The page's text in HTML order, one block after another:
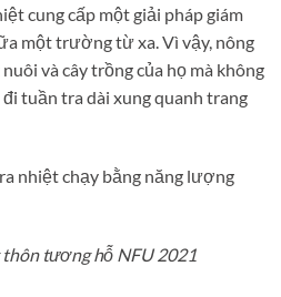
cung cấp một giải pháp giám
một trường từ xa. Vì vậy, nông
và cây trồng của họ mà không
tuần tra dài xung quanh trang
nhiệt chạy bằng năng lượng
tương hỗ NFU 2021